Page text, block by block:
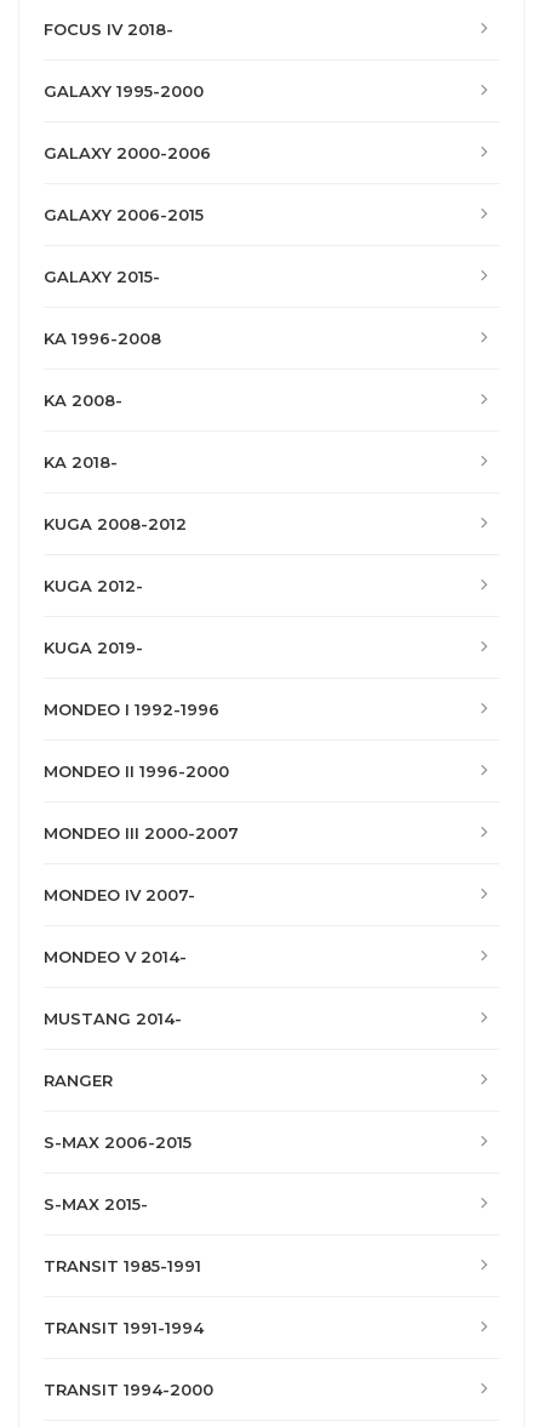
FOCUS IV 2018-
GALAXY 1995-2000
GALAXY 2000-2006
GALAXY 2006-2015
GALAXY 2015-
KA 1996-2008
KA 2008-
KA 2018-
KUGA 2008-2012
KUGA 2012-
KUGA 2019-
MONDEO I 1992-1996
MONDEO II 1996-2000
MONDEO III 2000-2007
MONDEO IV 2007-
MONDEO V 2014-
MUSTANG 2014-
RANGER
S-MAX 2006-2015
S-MAX 2015-
TRANSIT 1985-1991
TRANSIT 1991-1994
TRANSIT 1994-2000